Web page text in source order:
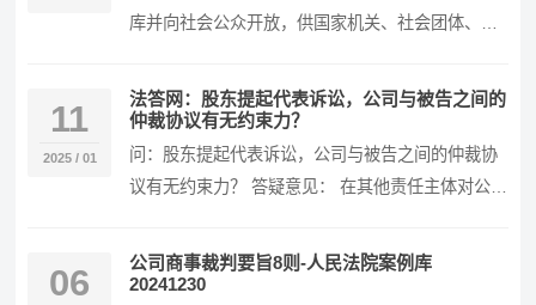
库并向社会公众开放，供国家机关、社会团体、调
至…
11
2025 / 01
法答网：股东提起代表诉讼，公司与被告之间的
仲裁协议有无约束力？
问：股东提起代表诉讼，公司与被告之间的仲裁协
议有无约束力？ 答疑意见： 在其他责任主体对公司
绝提…
06
公司商事裁判要旨8则-人民法院案例库
20241230